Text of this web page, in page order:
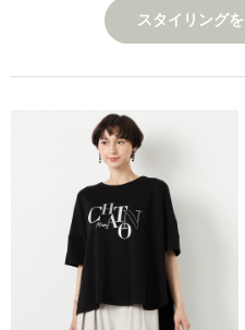
スタイリング